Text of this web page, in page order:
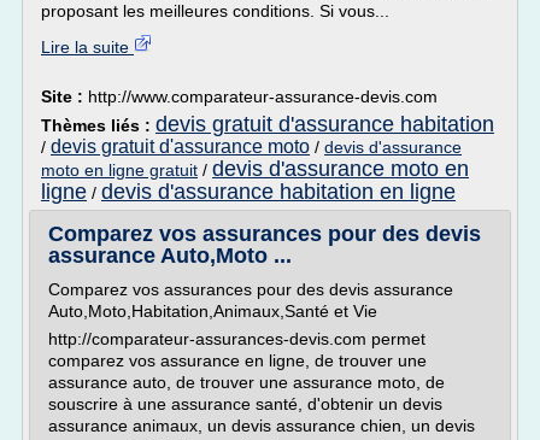
proposant les meilleures conditions. Si vous...
Lire la suite
Site : http://www.comparateur-assurance-devis.com
Thèmes liés : devis gratuit d'assurance habitation
/ devis gratuit d'assurance moto / devis d'assurance
moto en ligne gratuit / devis d'assurance moto en
ligne / devis d'assurance habitation en ligne
Comparez vos assurances pour des devis
assurance Auto,Moto ...
Comparez vos assurances pour des devis assurance
Auto,Moto,Habitation,Animaux,Santé et Vie
http://comparateur-assurances-devis.com permet
comparez vos assurance en ligne, de trouver une
assurance auto, de trouver une assurance moto, de
souscrire à une assurance santé, d'obtenir un devis
assurance animaux, un devis assurance chien, un devis